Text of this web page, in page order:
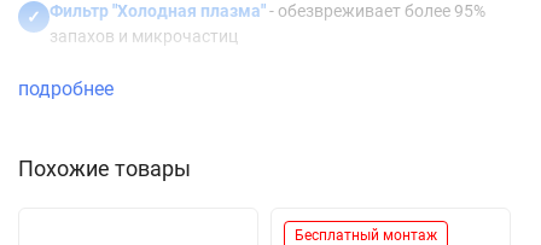
✓ Фильтр "Холодная плазма"- обезвреживает более 95%
запахов и микрочастиц
✓ Энергоэффективность А++/А+
✓ Уровень шума от 24 дБ(А)
комфортного отдыха
Работа на тепло и холод от -15°С- надежность в любую
подробнее
Похожие товары
Бесплатный монтаж